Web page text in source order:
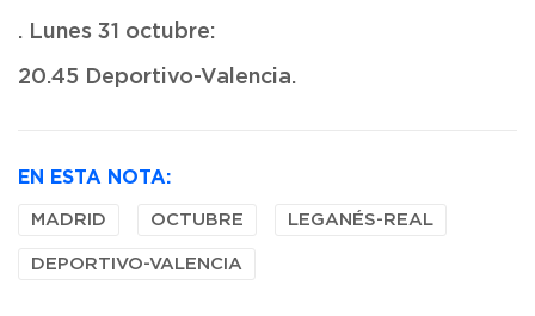
. Lunes 31 octubre:
20.45 Deportivo-Valencia.
EN ESTA NOTA:
MADRID OCTUBRE LEGANÉS-REAL
DEPORTIVO-VALENCIA